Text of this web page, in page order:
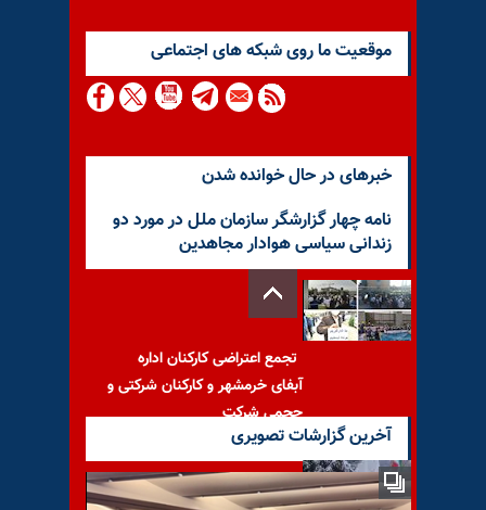
موقعيت ما روى شبكه هاى اجتماعى
خبرهای در حال خوانده شدن
نامه چهار گزارشگر سازمان ملل در مورد دو
زندانی سیاسی هوادار مجاهدین
تجمع اعتراضی کارکنان اداره
آبفای خرمشهر و کارکنان شرکتی و
حجمی شرکت
آخرین گزارشات تصویری